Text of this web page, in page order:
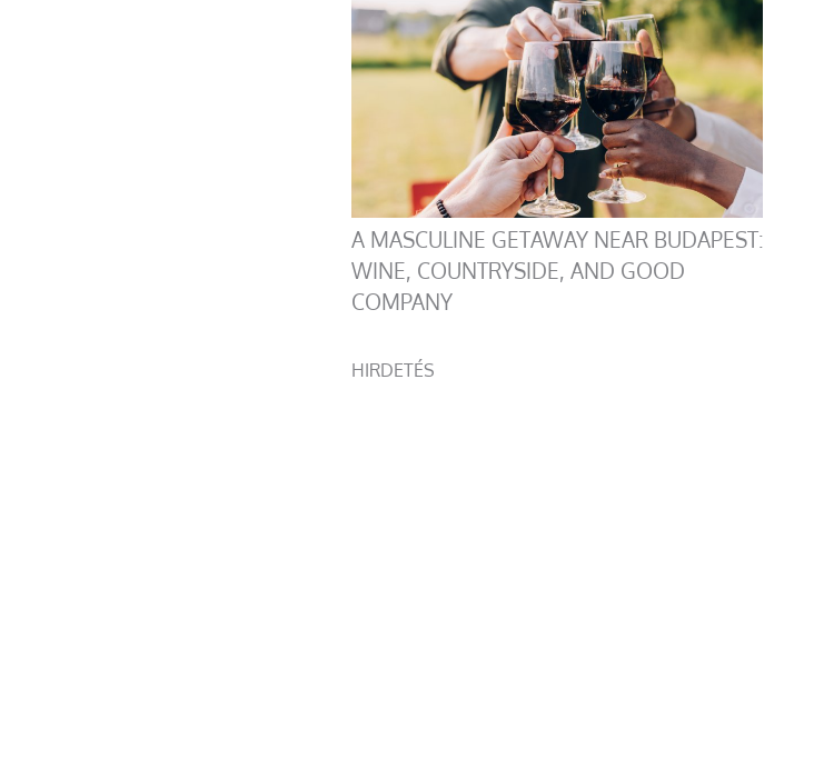
A MASCULINE GETAWAY NEAR BUDAPEST:
WINE, COUNTRYSIDE, AND GOOD
COMPANY
HIRDETÉS